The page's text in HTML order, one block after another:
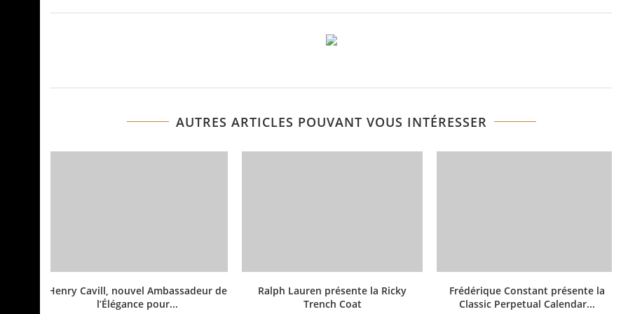
AUTRES ARTICLES POUVANT VOUS INTÉRESSER
Henry Cavill, nouvel Ambassadeur de
l’Élégance pour...
Ralph Lauren présente la Ricky
Trench Coat
Frédérique Constant présente la
Classic Perpetual Calendar...